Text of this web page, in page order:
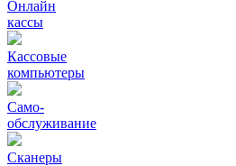
Онлайн
кассы
Кассовые
компьютеры
Само-
обслуживание
Сканеры